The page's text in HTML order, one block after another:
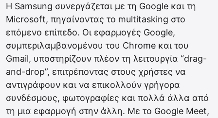
H Samsung συνεργάζεται με τη Google και τη
Microsoft, πηγαίνοντας το multitasking στο
επόμενο επίπεδο. Οι εφαρμογές Google,
συμπεριλαμβανομένου του Chrome και του
Gmail, υποστηρίζουν πλέον τη λειτουργία “drag-
and-drop”, επιτρέποντας στους χρήστες να
αντιγράφουν και να επικολλούν γρήγορα
συνδέσμους, φωτογραφίες και πολλά άλλα από
τη μια εφαρμογή στην άλλη. Με το Google Meet,